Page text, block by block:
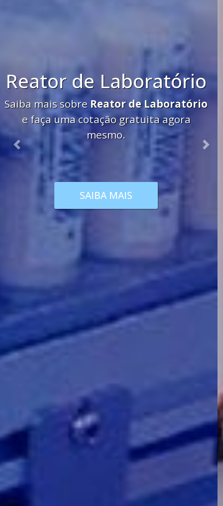
materiais para
laboratório
Saiba mais sobremateriais para
laboratório e faça uma cotação gratuita
agora mesmo.
SAIBA MAIS
Previous Next